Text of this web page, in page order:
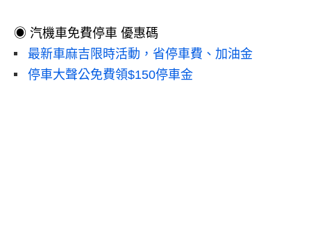
◉ 汽機車免費停車 優惠碼
最新車麻吉限時活動，省停車費、加油金
停車大聲公免費領$150停車金